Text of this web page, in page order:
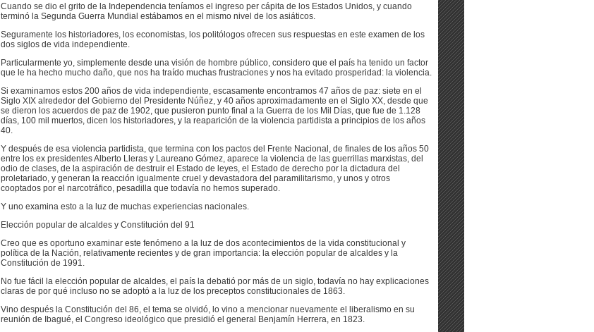
Cuando se dio el grito de la Independencia teníamos el ingreso per cápita de los Estados Unidos, y cuando
terminó la Segunda Guerra Mundial estábamos en el mismo nivel de los asiáticos.
Seguramente los historiadores, los economistas, los politólogos ofrecen sus respuestas en este examen de los
dos siglos de vida independiente.
Particularmente yo, simplemente desde una visión de hombre público, considero que el país ha tenido un factor
que le ha hecho mucho daño, que nos ha traído muchas frustraciones y nos ha evitado prosperidad: la violencia.
Si examinamos estos 200 años de vida independiente, escasamente encontramos 47 años de paz: siete en el
Siglo XIX alrededor del Gobierno del Presidente Núñez, y 40 años aproximadamente en el Siglo XX, desde que
se dieron los acuerdos de paz de 1902, que pusieron punto final a la Guerra de los Mil Días, que fue de 1.128
días, 100 mil muertos, dicen los historiadores, y la reaparición de la violencia partidista a principios de los años
40.
Y después de esa violencia partidista, que termina con los pactos del Frente Nacional, de finales de los años 50
entre los ex presidentes Alberto Lleras y Laureano Gómez, aparece la violencia de las guerrillas marxistas, del
odio de clases, de la aspiración de destruir el Estado de leyes, el Estado de derecho por la dictadura del
proletariado, y generan la reacción igualmente cruel y devastadora del paramilitarismo, y unos y otros
cooptados por el narcotráfico, pesadilla que todavía no hemos superado.
Y uno examina esto a la luz de muchas experiencias nacionales.
Elección popular de alcaldes y Constitución del 91
Creo que es oportuno examinar este fenómeno a la luz de dos acontecimientos de la vida constitucional y
política de la Nación, relativamente recientes y de gran importancia: la elección popular de alcaldes y la
Constitución de 1991.
No fue fácil la elección popular de alcaldes, el país la debatió por más de un siglo, todavía no hay explicaciones
claras de por qué incluso no se adoptó a la luz de los preceptos constitucionales de 1863.
Vino después la Constitución del 86, el tema se olvidó, lo vino a mencionar nuevamente el liberalismo en su
reunión de Ibagué, el Congreso ideológico que presidió el general Benjamín Herrera, en 1823.